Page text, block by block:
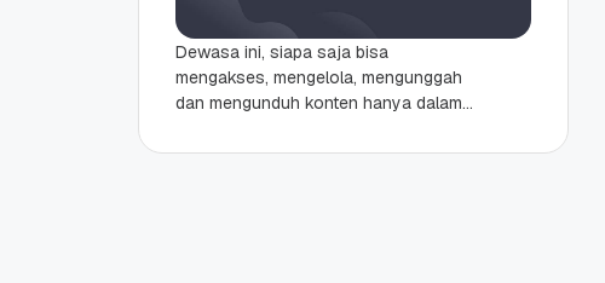
Dewasa ini, siapa saja bisa
mengakses, mengelola, mengunggah
dan mengunduh konten hanya dalam
penerus yang mengakses internet